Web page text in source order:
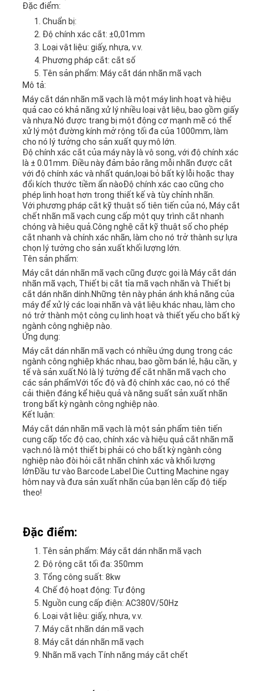
TRƯỜNG
ĐỒ
TRANG
WEB
CHÍNH
SÁCH
BẢO
MẬT
Đặc điểm:
Chuẩn bị:
Độ chính xác cắt: ±0,01mm
Loại vật liệu: giấy, nhựa, v.v.
Phương pháp cắt: cắt số
Tên sản phẩm: Máy cắt dán nhãn mã vạch
Mô tả:
Máy cắt dán nhãn mã vạch là một máy linh hoạt và hiệu
quả cao có khả năng xử lý nhiều loại vật liệu, bao gồm giấy
và nhựa.Nó được trang bị một động cơ mạnh mẽ có thể
xử lý một đường kính mở rộng tối đa của 1000mm, làm
cho nó lý tưởng cho sản xuất quy mô lớn.
Độ chính xác cắt của máy này là vô song, với độ chính xác
là ± 0.01mm. Điều này đảm bảo rằng mỗi nhãn được cắt
với độ chính xác và nhất quán,loại bỏ bất kỳ lỗi hoặc thay
đổi kích thước tiềm ẩn nàoĐộ chính xác cao cũng cho
phép linh hoạt hơn trong thiết kế và tùy chỉnh nhãn.
Với phương pháp cắt kỹ thuật số tiên tiến của nó, Máy cắt
chết nhãn mã vạch cung cấp một quy trình cắt nhanh
chóng và hiệu quả.Công nghệ cắt kỹ thuật số cho phép
cắt nhanh và chính xác nhãn, làm cho nó trở thành sự lựa
chọn lý tưởng cho sản xuất khối lượng lớn.
Tên sản phẩm:
Máy cắt dán nhãn mã vạch cũng được gọi là Máy cắt dán
nhãn mã vạch, Thiết bị cắt tỉa mã vạch nhãn và Thiết bị
cắt dán nhãn dính.Những tên này phản ánh khả năng của
máy để xử lý các loại nhãn và vật liệu khác nhau, làm cho
nó trở thành một công cụ linh hoạt và thiết yếu cho bất kỳ
ngành công nghiệp nào.
Ứng dụng:
Máy cắt dán nhãn mã vạch có nhiều ứng dụng trong các
ngành công nghiệp khác nhau, bao gồm bán lẻ, hậu cần, y
tế và sản xuất.Nó là lý tưởng để cắt nhãn mã vạch cho
các sản phẩmVới tốc độ và độ chính xác cao, nó có thể
cải thiện đáng kể hiệu quả và năng suất sản xuất nhãn
trong bất kỳ ngành công nghiệp nào.
Kết luận:
Máy cắt dán nhãn mã vạch là một sản phẩm tiên tiến
cung cấp tốc độ cao, chính xác và hiệu quả cắt nhãn mã
vạch.nó là một thiết bị phải có cho bất kỳ ngành công
nghiệp nào đòi hỏi cắt nhãn chính xác và khối lượng
lớnĐầu tư vào Barcode Label Die Cutting Machine ngay
hôm nay và đưa sản xuất nhãn của bạn lên cấp độ tiếp
theo!
Đặc điểm:
Tên sản phẩm: Máy cắt dán nhãn mã vạch
Độ rộng cắt tối đa: 350mm
Tổng công suất: 8kw
Chế độ hoạt động: Tự động
Nguồn cung cấp điện: AC380V/50Hz
Loại vật liệu: giấy, nhựa, v.v.
Máy cắt nhãn dán mã vạch
Máy cắt dán nhãn mã vạch
Nhãn mã vạch Tính năng máy cắt chết